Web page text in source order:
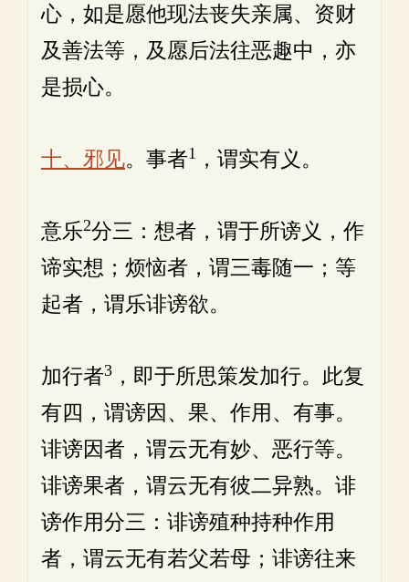
心，如是愿他现法丧失亲属、资财
及善法等，及愿后法往恶趣中，亦
是损心。
十、邪见。事者1 ，谓实有义。
意乐2分三：想者，谓于所谤义，作
谛实想；烦恼者，谓三毒随一；等
起者，谓乐诽谤欲。
加行者3 ，即于所思策发加行。此复
有四，谓谤因、果、作用、有事。
诽谤因者，谓云无有妙、恶行等。
诽谤果者，谓云无有彼二异熟。诽
谤作用分三：诽谤殖种持种作用
者，谓云无有若父若母；诽谤往来